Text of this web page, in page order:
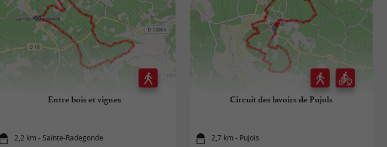
Entre bois et vignes
2,2 km - Sainte-Radegonde
Circuit des lavoirs de Pujols
2,7 km - Pujols